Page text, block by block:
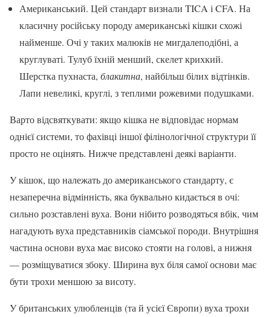
Американський. Цей стандарт визнали TICA і CFA. На
класичну російську породу американські кішки схожі
найменше. Очі у таких малюків не мигдалеподібні, а
круглуваті. Тулуб їхній менший, скелет крихкий.
Шерстка пухнаста, блакитна, найбільш білих відтінків.
Лапи невеликі, круглі, з теплими рожевими подушками.
Варто відсвяткувати: якщо кішка не відповідає нормам
однієї системи, то фахівці іншої філінологічної структури її
просто не оцінять. Нижче представлені деякі варіанти.
У кішок, що належать до американського стандарту, є
незаперечна відмінність, яка буквально кидається в очі:
сильно розставлені вуха. Вони нібито розводяться вбік, чим
нагадують вуха представників сіамської породи. Внутрішня
частина основи вуха має високо стояти на голові, а нижня
— розміщуватися збоку. Ширина вух біля самої основи має
бути трохи меншою за висоту.
У британських улюбленців (та й усієї Європи) вуха трохи